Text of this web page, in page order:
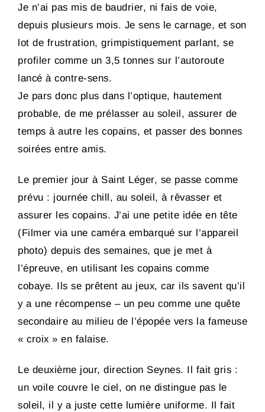
Je n’ai pas mis de baudrier, ni fais de voie,
depuis plusieurs mois. Je sens le carnage, et son
lot de frustration, grimpistiquement parlant, se
profiler comme un 3,5 tonnes sur l’autoroute
lancé à contre-sens.
Je pars donc plus dans l’optique, hautement
probable, de me prélasser au soleil, assurer de
temps à autre les copains, et passer des bonnes
soirées entre amis.
Le premier jour à Saint Léger, se passe comme
prévu : journée chill, au soleil, à rêvasser et
assurer les copains. J’ai une petite idée en tête
(Filmer via une caméra embarqué sur l’appareil
photo) depuis des semaines, que je met à
l’épreuve, en utilisant les copains comme
cobaye. Ils se prêtent au jeux, car ils savent qu’il
y a une récompense – un peu comme une quête
secondaire au milieu de l’épopée vers la fameuse
« croix » en falaise.
Le deuxième jour, direction Seynes. Il fait gris :
un voile couvre le ciel, on ne distingue pas le
soleil, il y a juste cette lumière uniforme. Il fait